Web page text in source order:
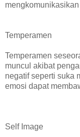
Temperamen
Temperamen
muncul akibat
negatif seperti suka
emosi dapat
Self Image